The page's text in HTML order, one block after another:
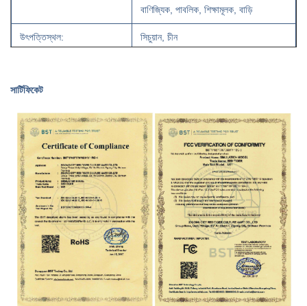
বাণিজ্যিক, পাবলিক, শিক্ষামূলক, বাড়ি
উৎপত্তিস্থল: সিচুয়ান, চীন
প্রকারঃ
পণ্যের নামঃ
কার্টুন কৃত্রিম কথা বলা অ্যানিম্যাট্রনিক কথা
বলার গাছের মডেল বিক্রয়ের জন্য
কন্ট্রোল বক্সঃ প্রোগ্রামযোগ্য নিয়ন্ত্রণ ব্যবস্থা
নিয়ন্ত্রণ মোডঃ ভয়েস কন্ট্রোল এবং প্রক্রিয়া নিয়ন্ত্রণ
বুদ্ধিমান ফাংশনঃ কণ্ঠের সাথে মুখের গতি
বৈশিষ্ট্যঃ কথা বলার কণ্ঠ অনুযায়ী মুখ খুলুন
কন্ট্রোল সিস্টেম: ইনফ্রারেড, অবস্থান সেন্সর, ম্যানুয়াল অপারেশন
ত্বক: জলরোধী, সূর্যরোধী, তুষাররোধী
সার্টিফিকেট